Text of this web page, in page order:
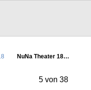
NuNa Theater 18…
5 von 38